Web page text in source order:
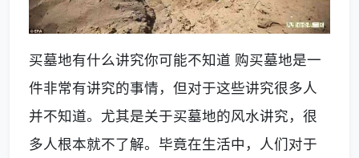
买墓地有什么讲究你可能不知道 购买墓地是一
件非常有讲究的事情，但对于这些讲究很多人
并不知道。尤其是关于买墓地的风水讲究，很
多人根本就不了解。毕竟在生活中，人们对于